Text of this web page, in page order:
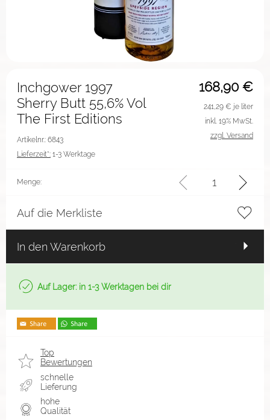
168,90 €
Inchgower 1997
Sherry Butt 55,6% Vol
The First Editions
Artikelnr.: 6843
Lieferzeit*: 1-3 Werktage
241,29 € je liter
inkl. 19% MwSt.
zzgl. Versand
Menge:
Auf die Merkliste
In den Warenkorb
Auf Lager: in 1-3 Werktagen bei dir
Top
Bewertungen
schnelle
Lieferung
hohe
Qualität